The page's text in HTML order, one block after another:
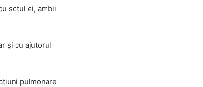
soţul ei, ambii
şi cu ajutorul
pulmonare